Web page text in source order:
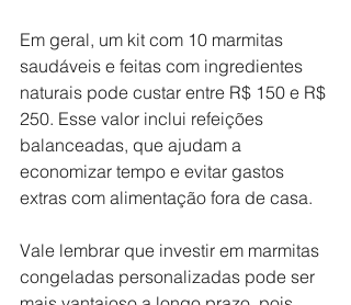
Em geral, um kit com 10 marmitas
saudáveis e feitas com ingredientes
naturais pode custar entre R$ 150 e R$
250. Esse valor inclui refeições
balanceadas, que ajudam a
economizar tempo e evitar gastos
extras com alimentação fora de casa.
Vale lembrar que investir em marmitas
congeladas personalizadas pode ser